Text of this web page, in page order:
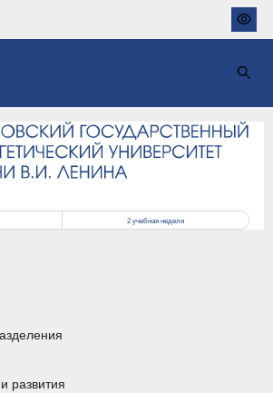
2учебная неделя
развития